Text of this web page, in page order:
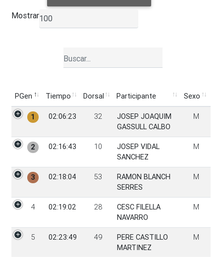
Mostrar
PGen Tiempo Dorsal Participante
Sexo
PGen
Tiempo Dorsal Participante Sexo
1 02:06:23 32
JOSEP JOAQUIM
GASSULL CALBO
M
2 02:16:43 10
JOSEP VIDAL
SANCHEZ
M
3 02:18:04 53
RAMON BLANCH
SERRES
M
4 02:19:02 28
CESC FILELLA
NAVARRO
M
5 02:23:49 49
PERE CASTILLO
MARTINEZ
M